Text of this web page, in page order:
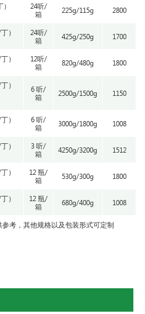
24听/
箱
225g/115g 2800
）
24听/
箱
425g/250g 1700
）
12听/
箱
820g/480g 1800
）
6 听/
箱
2500g/1500g 1150
）
6 听/
箱
3000g/1800g 1008
）
3 听/
箱
4250g/3200g 1512
）
12 瓶/
箱
530g/300g 1800
）
12 瓶/
箱
680g/400g 1008
参考，其他规格以及包装形式可定制